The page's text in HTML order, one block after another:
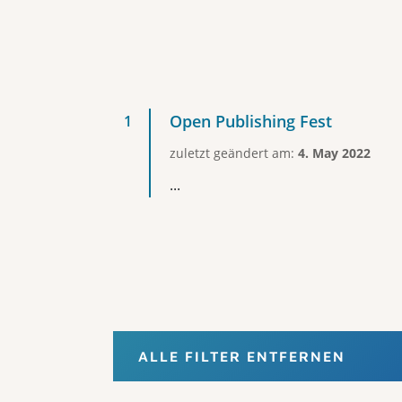
Open Publishing Fest
zuletzt geändert am: 4. May 2022
...
ALLE FILTER ENTFERNEN